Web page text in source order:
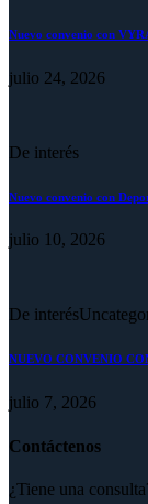
Nuevo convenio con
julio 24, 2026
De interés
Nuevo convenio con
julio 10, 2026
De interés
NUEVO CONVENIO
julio 7, 2026
Contáctenos
¿Tiene una